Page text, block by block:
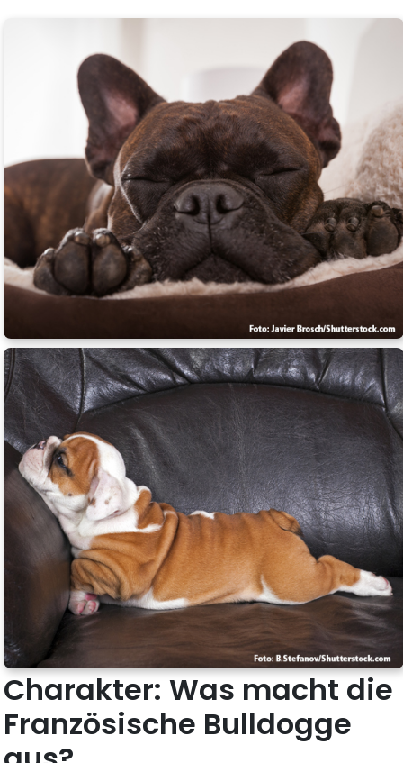
Charakter: Was macht die
Französische Bulldogge